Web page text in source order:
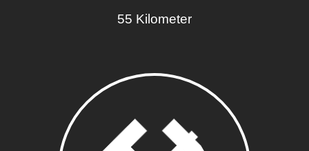
55 Kilometer